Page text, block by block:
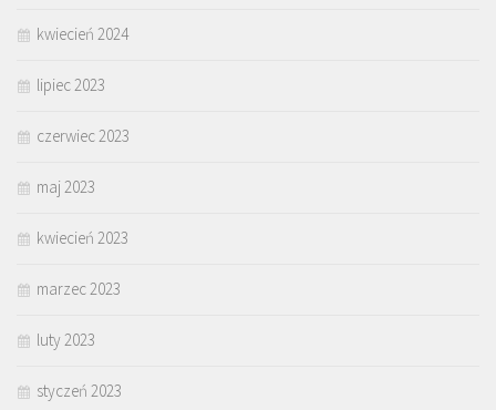
kwiecień 2024
lipiec 2023
czerwiec 2023
maj 2023
kwiecień 2023
marzec 2023
luty 2023
styczeń 2023